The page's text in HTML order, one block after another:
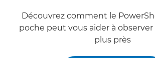
Découvrez comment le
poche peut vous aider à
plus près